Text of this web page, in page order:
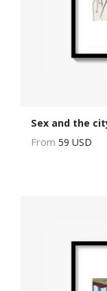
Sex and the
From 59 USD